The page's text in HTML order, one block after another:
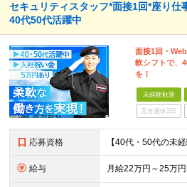
セキュリティスタッフ*面接1回*座り仕
40代50代活躍中
面接1回・
軟シフトで、
を！
未経験歓迎
完全週休2日
応募資格
給与